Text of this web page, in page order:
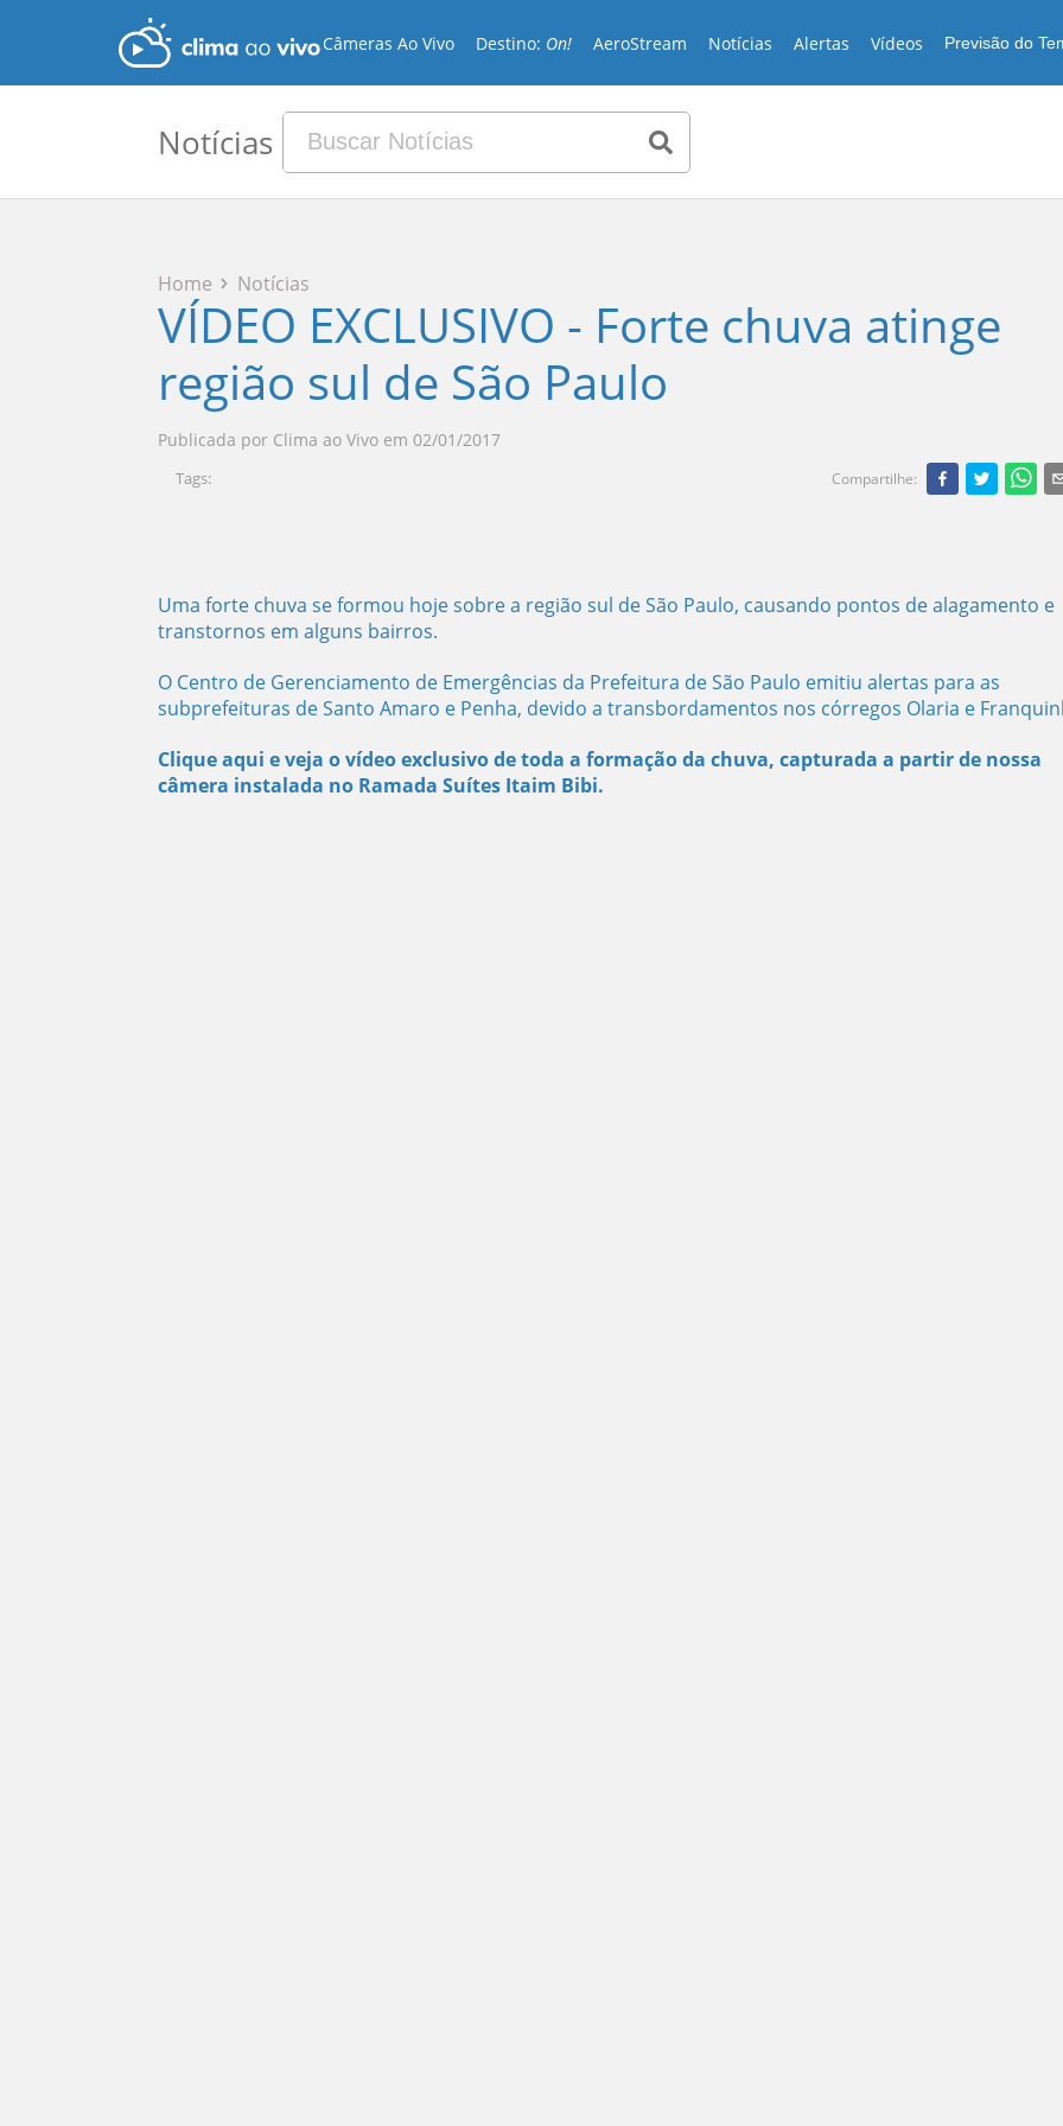
Câmeras Ao Vivo Destino: On! AeroStream Notícias Alertas Vídeos Previsão do
Notícias
Home Notícias
VÍDEO EXCLUSIVO - Forte chuva atinge
região sul de São Paulo
Publicada por Clima ao Vivo em 02/01/2017
Tags: Compartilhe:
Uma forte chuva se formou hoje sobre a região sul de São Paulo, causando pontos de alagamento e
transtornos em alguns bairros.
O Centro de Gerenciamento de Emergências da Prefeitura de São Paulo emitiu alertas para as
subprefeituras de Santo Amaro e Penha, devido a transbordamentos nos córregos Olaria e
Clique aqui e veja o vídeo exclusivo de toda a formação da chuva, capturada a partir de nossa
câmera instalada no Ramada Suítes Itaim Bibi.